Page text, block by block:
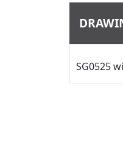
SG0525